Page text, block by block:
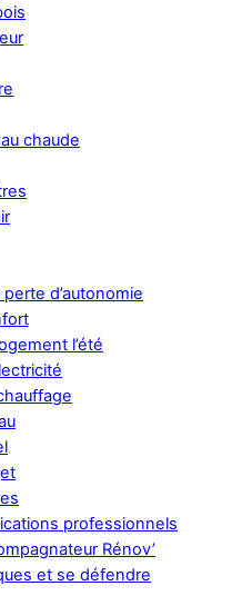
chaude
d’autonomie
l’été
professionnels
Rénov’
et se défendre